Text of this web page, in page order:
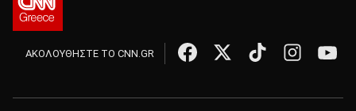
ΑΚΟΛΟΥΘΗΣΤΕ ΤΟ CNN.GR